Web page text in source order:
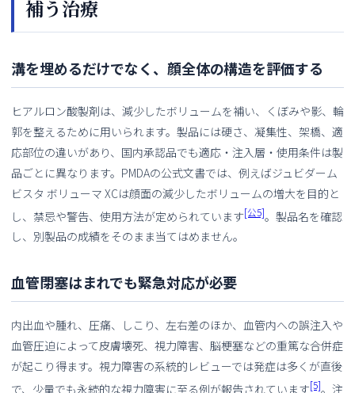
補う治療
溝を埋めるだけでなく、顔全体の構造を評価する
ヒアルロン酸製剤は、減少したボリュームを補い、くぼみや影、輪
郭を整えるために用いられます。製品には硬さ、凝集性、架橋、適
応部位の違いがあり、国内承認品でも適応・注入層・使用条件は製
品ごとに異なります。PMDAの公式文書では、例えばジュビダーム
ビスタ ボリューマ XCは顔面の減少したボリュームの増大を目的と
し、禁忌や警告、使用方法が定められています[公5]。製品名を確認
し、別製品の成績をそのまま当てはめません。
血管閉塞はまれでも緊急対応が必要
内出血や腫れ、圧痛、しこり、左右差のほか、血管内への誤注入や
血管圧迫によって皮膚壊死、視力障害、脳梗塞などの重篤な合併症
が起こり得ます。視力障害の系統的レビューでは発症は多くが直後
で、少量でも永続的な視力障害に至る例が報告されています[5]。注